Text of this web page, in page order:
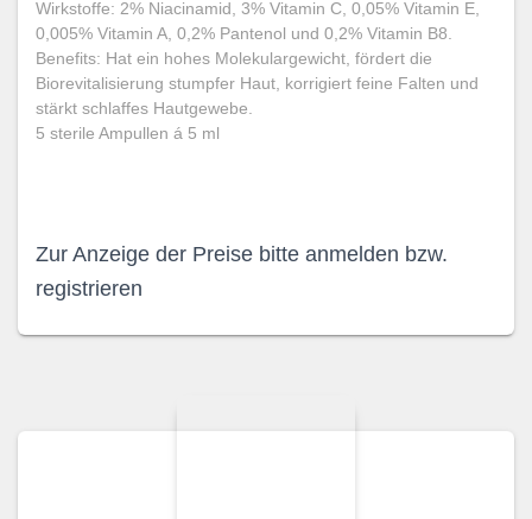
Wirkstoffe: 2% Niacinamid, 3% Vitamin C, 0,05% Vitamin E,
0,005% Vitamin A, 0,2% Pantenol und 0,2% Vitamin B8.
Benefits: Hat ein hohes Molekulargewicht, fördert die
Biorevitalisierung stumpfer Haut, korrigiert feine Falten und
stärkt schlaffes Hautgewebe.
5 sterile Ampullen á 5 ml
Zur Anzeige der Preise bitte anmelden bzw.
registrieren